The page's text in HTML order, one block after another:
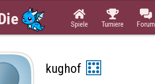

Spiele

Turniere

Forum
kughof